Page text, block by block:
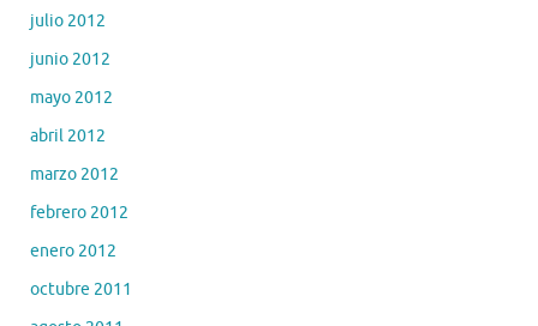
julio 2012
junio 2012
mayo 2012
abril 2012
marzo 2012
febrero 2012
enero 2012
octubre 2011